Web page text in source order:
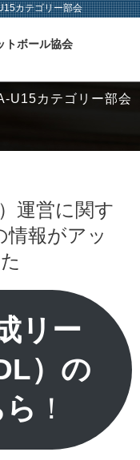
カテゴリー部会
トボール協会
U15カテゴリー部会
運営に関す
情報がアッ
リー
）の
！